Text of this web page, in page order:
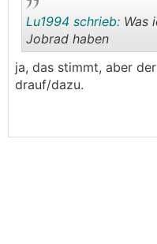
Lu1994 schrieb: Was
Jobrad haben
ja, das stimmt, aber
drauf/dazu.